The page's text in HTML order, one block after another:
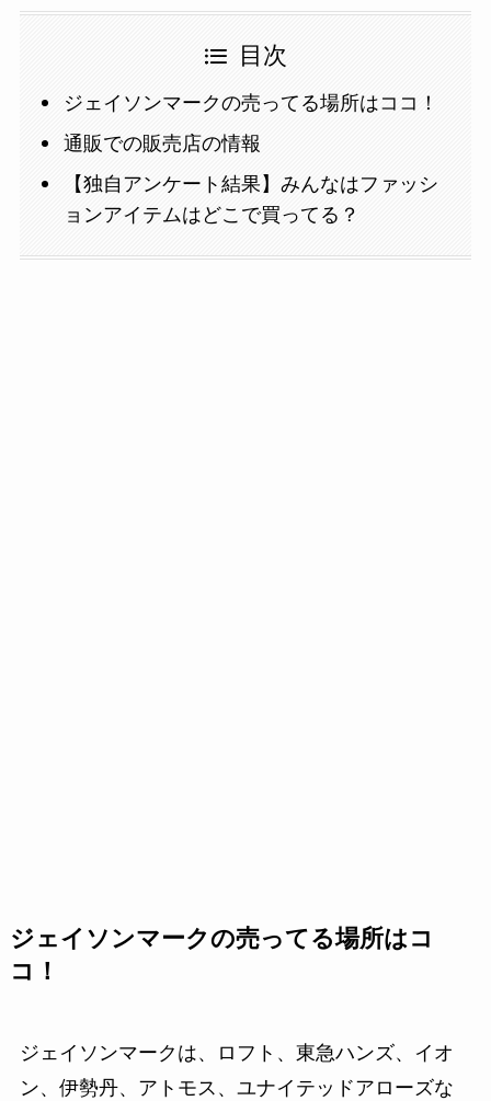
目次
ジェイソンマークの売ってる場所はココ！
通販での販売店の情報
【独自アンケート結果】みんなはファッシ
ョンアイテムはどこで買ってる？
ジェイソンマークの売ってる場所はコ
コ！
ジェイソンマークは、ロフト、東急ハンズ、イオ
ン、伊勢丹、アトモス、ユナイテッドアローズな